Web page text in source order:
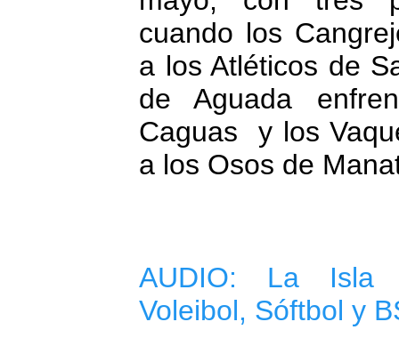
cuando los
a los Atléticos de
de Aguada
Caguas y los
a los Osos de
AUDIO: La Isla
Voleibol, Sóftbol y